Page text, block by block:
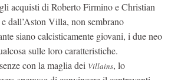
acquisti di Roberto Firmino e Christian
dall’Aston Villa, non sembrano
siano calcisticamente giovani, i due neo
sulle loro caratteristiche.
con la maglia dei Villains, lo